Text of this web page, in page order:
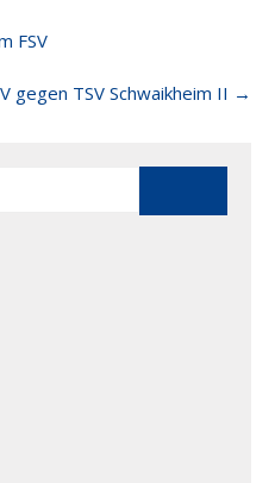
FSV
gegen TSV Schwaikheim II →